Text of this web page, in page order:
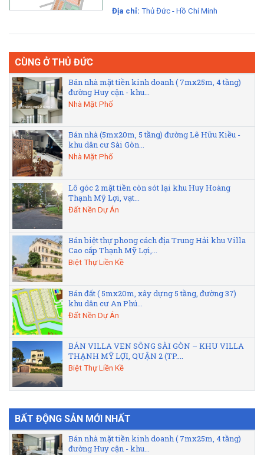
Địa chỉ: Thủ Đức - Hồ Chí Minh
CÙNG Ở THỦ ĐỨC
Bán nhà mặt tiền kinh doanh ( 7mx25m, 4 tầng)
đường Huy cận - khu...
Nhà Mặt Phố
Bán nhà (5mx20m, 5 tầng) đường Lê Hữu Kiều -
khu dân cư Sài Gòn...
Nhà Mặt Phố
Lô góc 2 mặt tiền còn sót lại khu Huy Hoàng
Thạnh Mỹ Lợi, vạt...
Đất Nền Dự Án
Bán biệt thự phong cách địa Trung Hải khu Villa
Cao cấp Thạnh Mỹ Lợi,...
Biệt Thự Liền Kề
Bán đất ( 5mx20m, xây dựng 5 tầng, đường 37)
khu dân cư An Phú...
Đất Nền Dự Án
BÁN VILLA VEN SÔNG SÀI GÒN – KHU VILLA
THẠNH MỸ LỢI, QUẬN 2 (TP....
Biệt Thự Liền Kề
BẤT ĐỘNG SẢN MỚI NHẤT
Bán nhà mặt tiền kinh doanh ( 7mx25m, 4 tầng)
đường Huy cận - khu...